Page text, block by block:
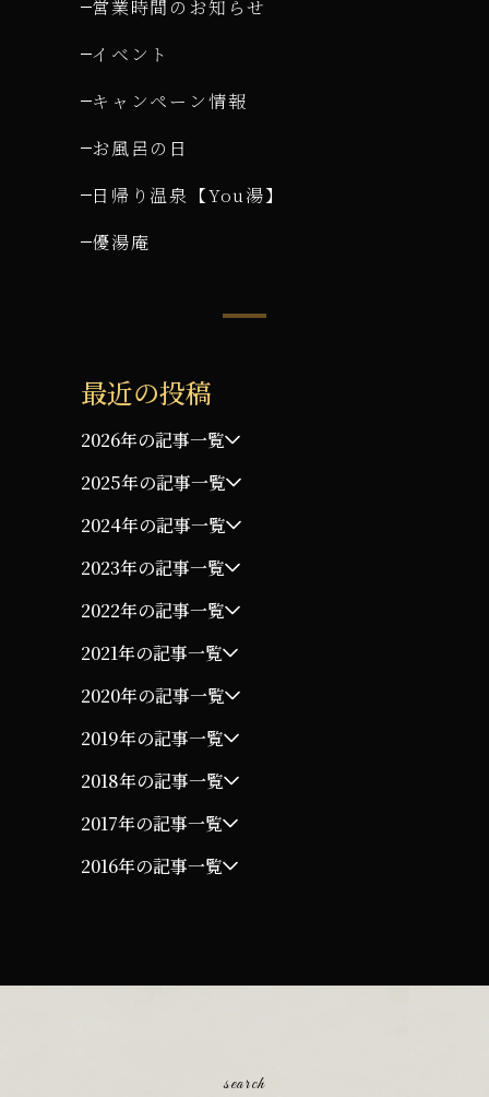
営業時間のお知らせ
イベント
キャンペーン情報
お風呂の日
日帰り温泉【You湯】
優湯庵
最近の投稿
2026年の記事一覧
2025年の記事一覧
2024年の記事一覧
2023年の記事一覧
2022年の記事一覧
2021年の記事一覧
2020年の記事一覧
2019年の記事一覧
2018年の記事一覧
2017年の記事一覧
2016年の記事一覧
search